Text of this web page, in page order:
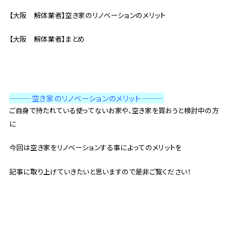
【大阪 解体業者】空き家のリノベーションのメリット
【大阪 解体業者】まとめ
———空き家のリノベーションのメリット———
ご自身で持たれている使ってないお家や、空き家を買おうと検討中の方
に
今回は空き家をリノベーションする事によってのメリットを
記事に取り上げていきたいと思いますので是非ご覧ください！